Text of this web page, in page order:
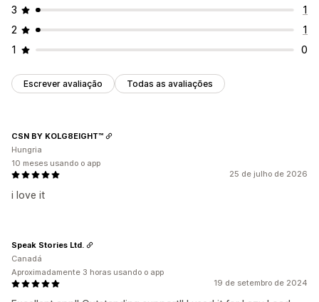
3
1
2
1
1
0
Escrever avaliação Todas as avaliações
25 de julho de 2026
i love it
CSN BY KOLG8EIGHT™
Hungria
10 meses usando o app
19 de setembro de 2024
Speak Stories Ltd.
Canadá
Aproximadamente 3 horas usando o app